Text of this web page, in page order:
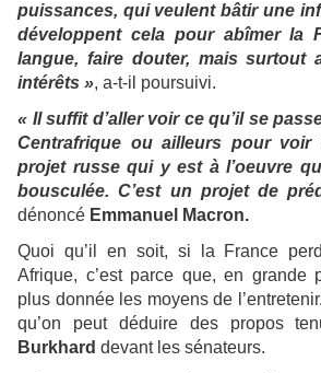
puissances, qui veulent bâtir une
développent cela pour abîmer la
langue, faire douter, mais surtout
intérêts », a-t-il poursuivi.
« Il suffit d’aller voir ce qu’il se
Centrafrique ou ailleurs pour voir
projet russe qui y est à l’oeuvre
bousculée. C’est un projet de
dénoncé Emmanuel Macron.
Quoi qu’il en soit, si la France
Afrique, c’est parce que, en grande
plus donnée les moyens de
qu’on peut déduire des propos
Burkhard devant les sénateurs.